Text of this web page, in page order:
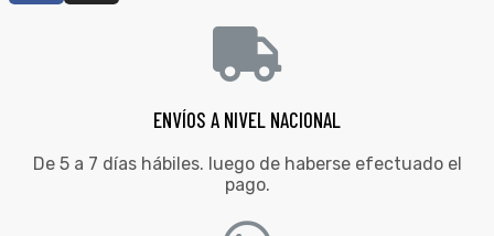
ENVÍOS A NIVEL NACIONAL
De 5 a 7 días hábiles. luego de haberse efectuado el
pago.